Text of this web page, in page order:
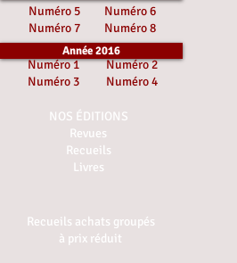
Numéro 5 Numéro 6
Numéro 7 Numéro 8
Année 2016
Numéro 1Numéro 2
Numéro 3 Numéro 4
NOS ÉDITIONS
Revues
Recueils
Livres
Recueils achats groupés
à prix réduit